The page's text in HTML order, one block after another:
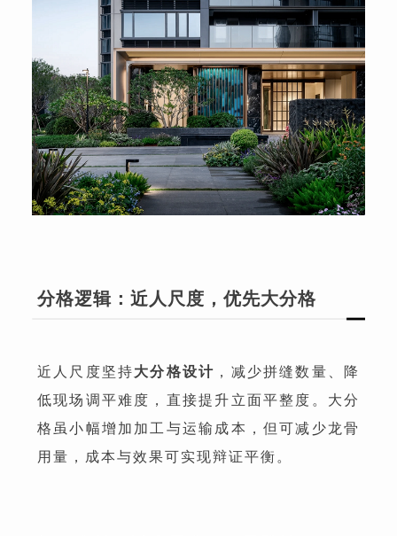
分格逻辑：近人尺度，优先大分格
近人尺度坚持大分格设计 ，减少拼缝数量、降
低现场调平难度，直接提升立面平整度。大分
格虽小幅增加加工与运输成本，但可减少龙骨
用量，成本与效果可实现辩证平衡。